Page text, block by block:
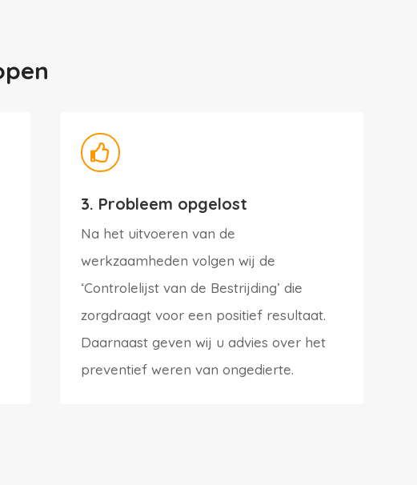

3. Probleem opgelost
Na het uitvoeren van de
werkzaamheden volgen wij de
‘Controlelijst van de Bestrijding’ die
zorgdraagt voor een positief resultaat.
Daarnaast geven wij u advies over het
preventief weren van ongedierte.